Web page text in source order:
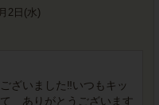
2日(水)
ざいました‼️いつもキッ
ありがとうございます